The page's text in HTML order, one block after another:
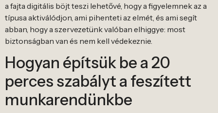
a fajta digitális böjt teszi lehetővé, hogy a figyelemnek az a
típusa aktiválódjon, ami pihenteti az elmét, és ami segít
abban, hogy a szervezetünk valóban elhiggye: most
biztonságban van és nem kell védekeznie.
Hogyan építsük be a 20
perces szabályt a feszített
munkarendünkbe